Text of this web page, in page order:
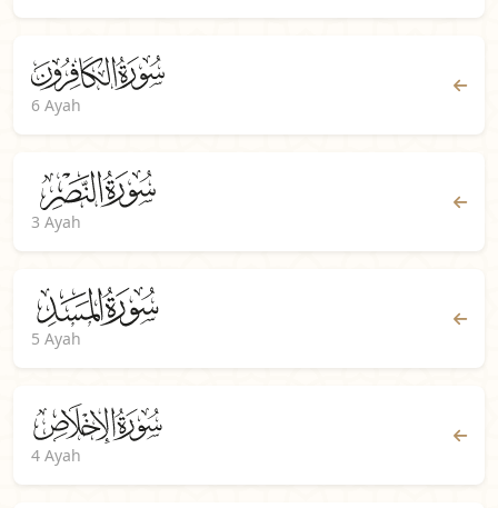
6 Ayah
3 Ayah
5 Ayah
4 Ayah